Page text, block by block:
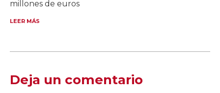
millones de euros
LEER MÁS
Deja un comentario